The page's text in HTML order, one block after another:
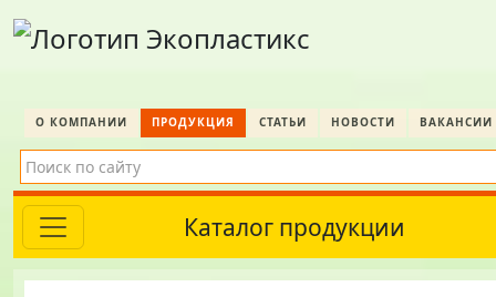
О КОМПАНИИ ПРОДУКЦИЯ СТАТЬИ НОВОСТИ ВАКАНСИИ
Каталог продукции